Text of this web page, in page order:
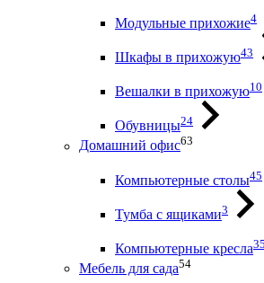
Модульные прихожие4
Шкафы в прихожую43
Вешалки в прихожую10
Обувницы24
Домашний офис63
Компьютерные столы45
Тумба с ящиками3
Компьютерные кресла35
Мебель для сада54